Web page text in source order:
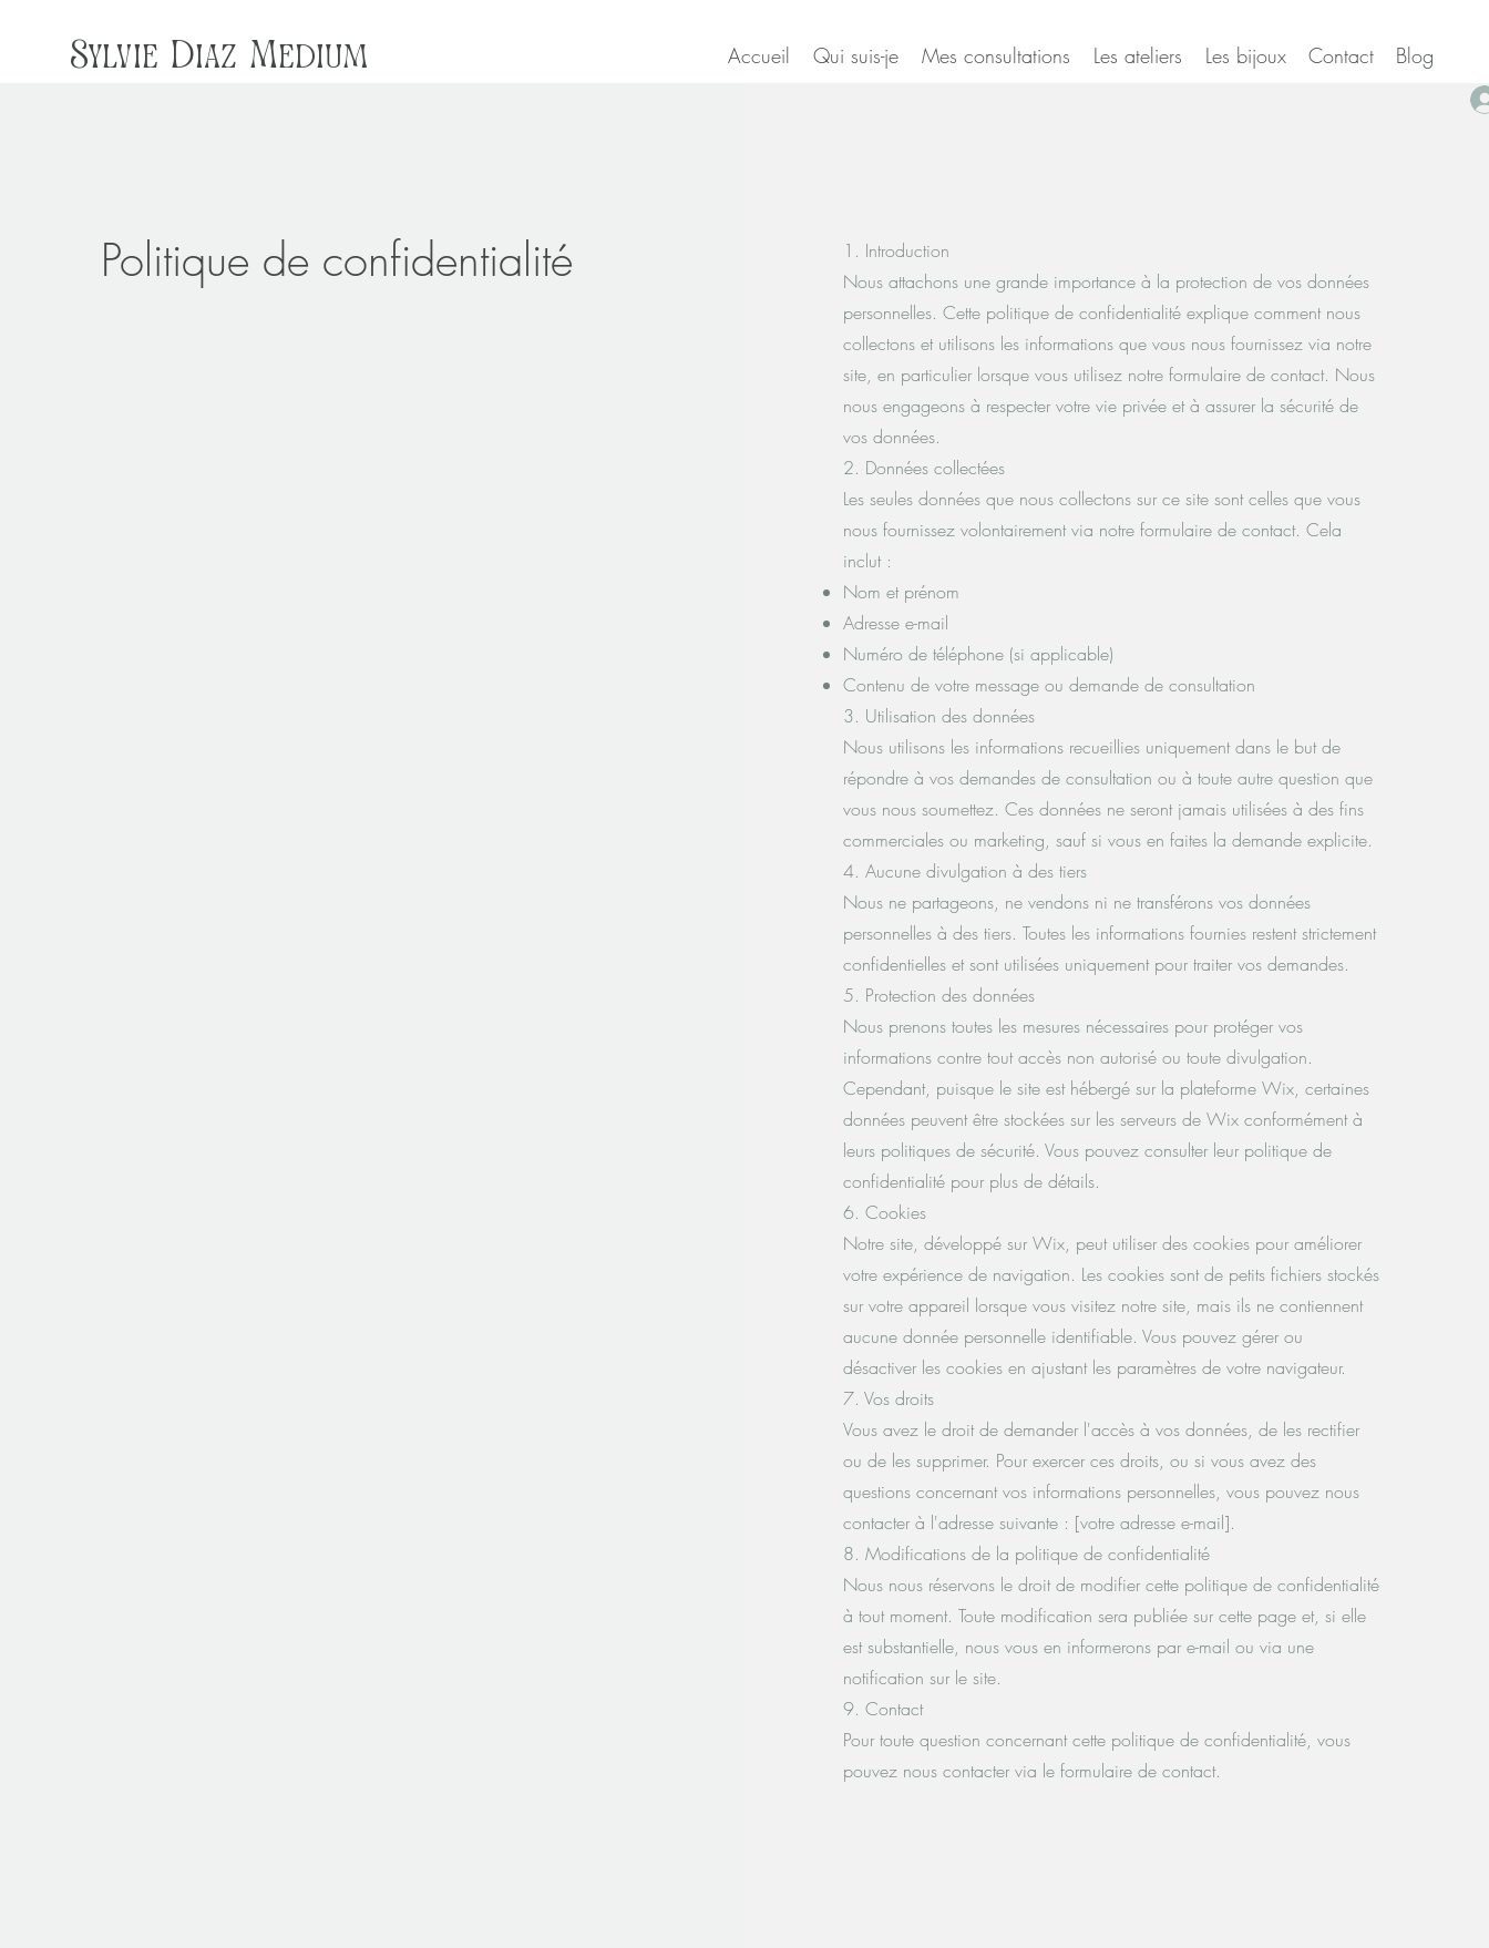
Sylvie Diaz Medium Accueil Qui suis-je Mes consultations Les ateliers Les bijoux Contact Blog
Politique de confidentialité
1. Introduction
Nous attachons une grande importance à la protection de vos données
personnelles. Cette politique de confidentialité explique comment nous
collectons et utilisons les informations que vous nous fournissez via notre
site, en particulier lorsque vous utilisez notre formulaire de contact. Nous
nous engageons à respecter votre vie privée et à assurer la sécurité de
vos données.
2. Données collectées
Les seules données que nous collectons sur ce site sont celles que vous
nous fournissez volontairement via notre formulaire de contact. Cela
inclut :
Nom et prénom
Adresse e-mail
Numéro de téléphone (si applicable)
Contenu de votre message ou demande de consultation
3. Utilisation des données
Nous utilisons les informations recueillies uniquement dans le but de
répondre à vos demandes de consultation ou à toute autre question que
vous nous soumettez. Ces données ne seront jamais utilisées à des fins
commerciales ou marketing, sauf si vous en faites la demande explicite.
4. Aucune divulgation à des tiers
Nous ne partageons, ne vendons ni ne transférons vos données
personnelles à des tiers. Toutes les informations fournies restent strictement
confidentielles et sont utilisées uniquement pour traiter vos demandes.
5. Protection des données
Nous prenons toutes les mesures nécessaires pour protéger vos
informations contre tout accès non autorisé ou toute divulgation.
Cependant, puisque le site est hébergé sur la plateforme Wix, certaines
données peuvent être stockées sur les serveurs de Wix conformément à
leurs politiques de sécurité. Vous pouvez consulter leur politique de
confidentialité pour plus de détails.
6. Cookies
Notre site, développé sur Wix, peut utiliser des cookies pour améliorer
votre expérience de navigation. Les cookies sont de petits fichiers stockés
sur votre appareil lorsque vous visitez notre site, mais ils ne contiennent
aucune donnée personnelle identifiable. Vous pouvez gérer ou
désactiver les cookies en ajustant les paramètres de votre navigateur.
7. Vos droits
Vous avez le droit de demander l'accès à vos données, de les rectifier
ou de les supprimer. Pour exercer ces droits, ou si vous avez des
questions concernant vos informations personnelles, vous pouvez nous
contacter à l'adresse suivante : [votre adresse e-mail].
8. Modifications de la politique de confidentialité
Nous nous réservons le droit de modifier cette politique de confidentialité
à tout moment. Toute modification sera publiée sur cette page et, si elle
est substantielle, nous vous en informerons par e-mail ou via une
notification sur le site.
9. Contact
Pour toute question concernant cette politique de confidentialité, vous
pouvez nous contacter via le formulaire de contact.